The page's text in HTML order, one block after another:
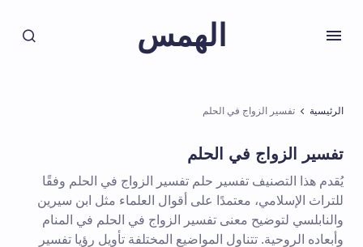
الهمس
الرئيسية تفسير الزواج في الحلم
تفسير الزواج في الحلم
يُقدم هذا التصنيف تفسير حلم تفسير الزواج في الحلم وفقًا
للتراث الإسلامي، معتمدًا على أقوال العلماء مثل ابن سيرين
والنابلسي لتوضيح معنى تفسير الزواج في الحلم في المنام
وأبعاده الروحية. تتناول المواضيع المختلفة تأويل رؤيا تفسير